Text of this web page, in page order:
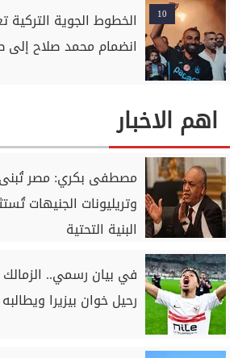
10
الخطوط الجوية التركية
انضمام محمد صلاح إلى
اهم الاخبار
مصطفى بكري: مصر
وتريليونات الجنيهات
البنية التحتية
في بيان رسمي.. الزمالك
رحيل خوان بيزيرا ويطالبه